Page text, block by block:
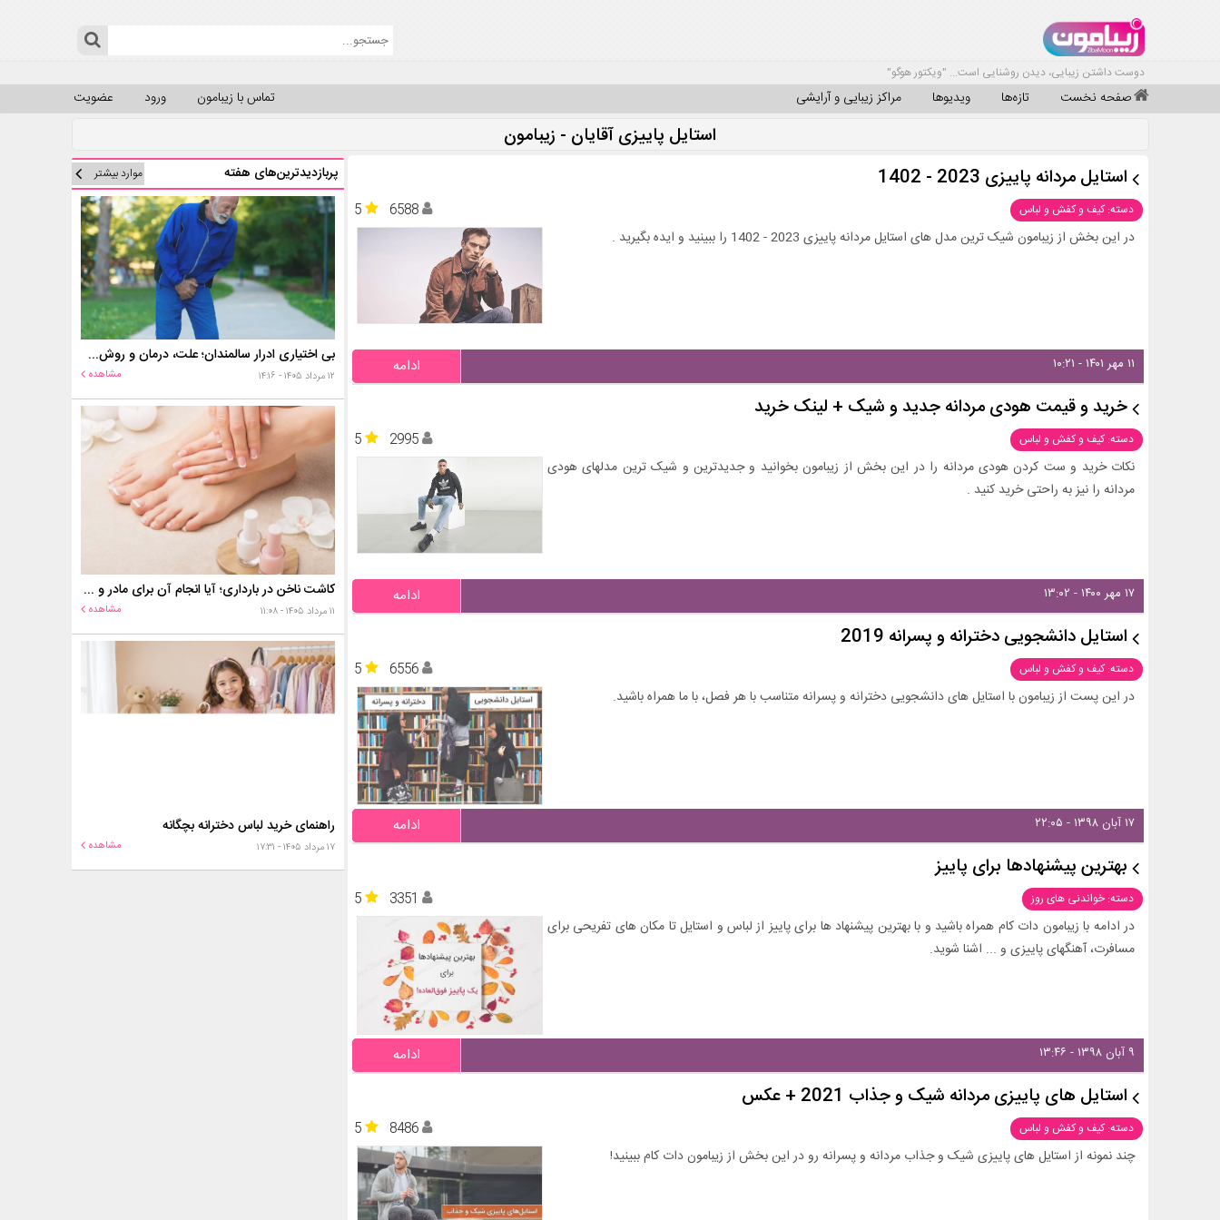
دوست داشتن زیبایی، دیدن روشنایی است... "ویکتور هوگو"
صفحه نخست تازه‌ها ویدیوها مراکز زیبایی و آرایشی عضویت ورود تماس با زیبامون
استایل پاییزی آقایان - زیبامون
استایل مردانه پاییزی 2023 - 1402
دسته: کیف و کفش و لباس 5
6588
در این بخش از زیبامون شیک ترین مدل های استایل مردانه پاییزی 2023 - 1402 را ببینید و ایده بگیرید .
۱۱ مهر ۱۴۰۱ - ۱۰:۲۱ ادامه
خرید و قیمت هودی مردانه جدید و شیک + لینک خرید
دسته: کیف و کفش و لباس 5
2995
نکات خرید و ست کردن هودی مردانه را در این بخش از زیبامون بخوانید و جدیدترین و شیک ترین مدلهای هودی
مردانه را نیز به راحتی خرید کنید .
۱۷ مهر ۱۴۰۰ - ۱۳:۰۲ ادامه
استایل دانشجویی دخترانه و پسرانه 2019
دسته: کیف و کفش و لباس 5
6556
در این پست از زیبامون با استایل های دانشجویی دخترانه و پسرانه متناسب با هر فصل، با ما همراه باشید.
۱۷ آبان ۱۳۹۸ - ۲۲:۰۵ ادامه
بهترین پیشنهادها برای پاییز
دسته: خواندنی های روز 5
3351
در ادامه با زیبامون دات کام همراه باشید و با بهترین پیشنهاد ها برای پاییز از لباس و استایل تا مکان های تفریحی برای
مسافرت، آهنگهای پاییزی و ... اشنا شوید.
۹ آبان ۱۳۹۸ - ۱۳:۴۶ ادامه
استایل های پاییزی مردانه شیک و جذاب 2021 + عکس
دسته: کیف و کفش و لباس 5
8486
چند نمونه از استایل های پاییزی شیک و جذاب مردانه و پسرانه رو در این بخش از زیبامون دات کام ببینید!
پربازدیدترین‌های هفته موارد بیشتر
بی اختیاری ادرار سالمندان؛ علت، درمان و روش‌های کنترل در منزل
۱۲ مرداد ۱۴۰۵ - ۱۴:۱۶ مشاهده
کاشت ناخن در بارداری؛ آیا انجام آن برای مادر و جنین خطر دارد؟
۱۱ مرداد ۱۴۰۵ - ۱۱:۰۸ مشاهده
راهنمای خرید لباس دخترانه بچگانه
۱۷ مرداد ۱۴۰۵ - ۱۷:۳۱ مشاهده